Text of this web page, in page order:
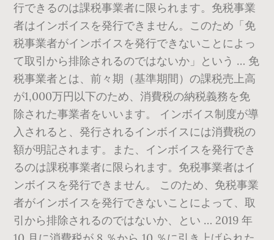
行できるのは課税事業者に限られます。免税事業
者はインボイスを発行できません。このため「免
税事業者がインボイスを発行できないことによっ
て取引から排除されるのではないか」という … 免
税事業者とは、前々期（基準期間）の課税売上高
が1,000万円以下のため、消費税の納税義務を免
除された事業者をいいます。 インボイス制度が導
入されると、発行されるインボイスには消費税の
額が明記されます。また、インボイスを発行でき
るのは課税事業者に限られます。免税事業者はイ
ンボイスを発行できません。 このため、免税事業
者がインボイスを発行できないことによって、取
引から排除されるのではないか、とい … 2019 年